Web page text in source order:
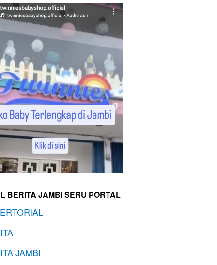
BERITA JAMBI SERU PORTAL
JAMBI